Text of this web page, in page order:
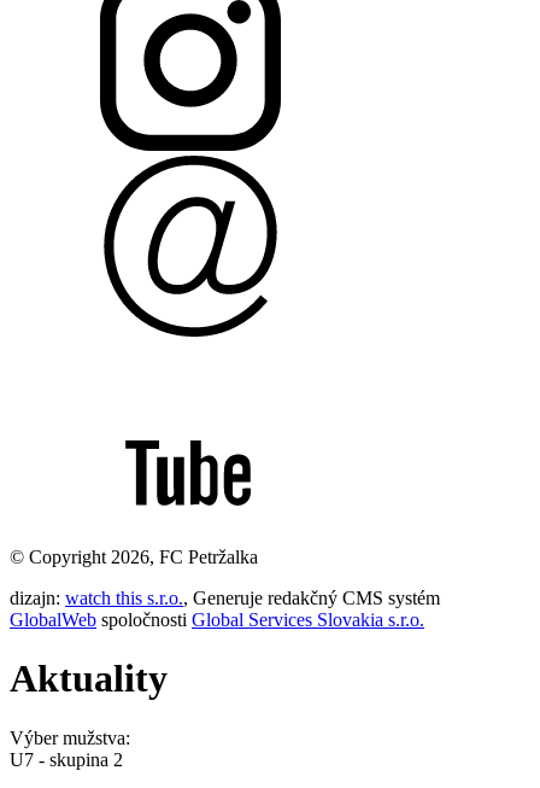
© Copyright 2026, FC Petržalka
dizajn: watch this s.r.o., Generuje redakčný CMS systém
GlobalWeb spoločnosti Global Services Slovakia s.r.o.
Aktuality
Výber mužstva:
U7 - skupina 2